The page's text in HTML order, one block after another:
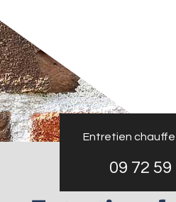
Entretien
09 72 59